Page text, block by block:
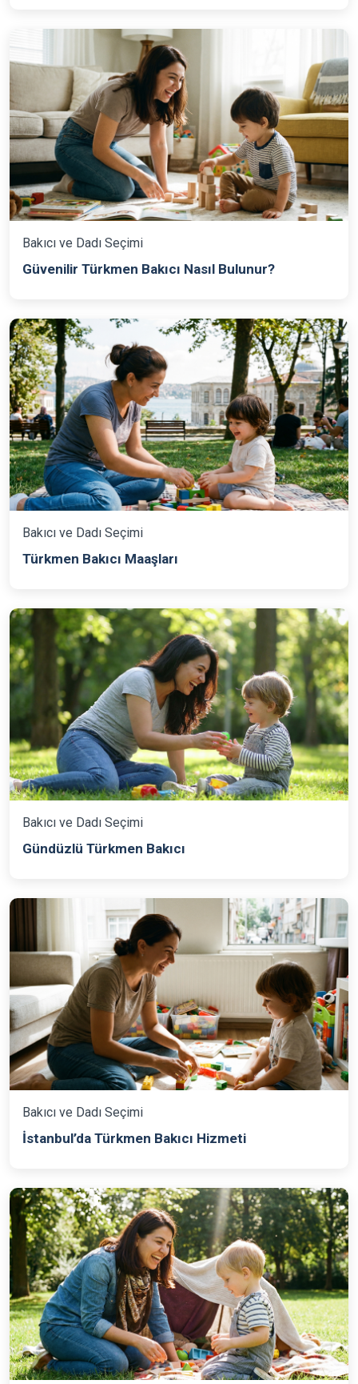
Bakıcı ve Dadı Seçimi
Güvenilir Türkmen Bakıcı Nasıl Bulunur?
Bakıcı ve Dadı Seçimi
Türkmen Bakıcı Maaşları
Bakıcı ve Dadı Seçimi
Gündüzlü Türkmen Bakıcı
Bakıcı ve Dadı Seçimi
İstanbul’da Türkmen Bakıcı Hizmeti